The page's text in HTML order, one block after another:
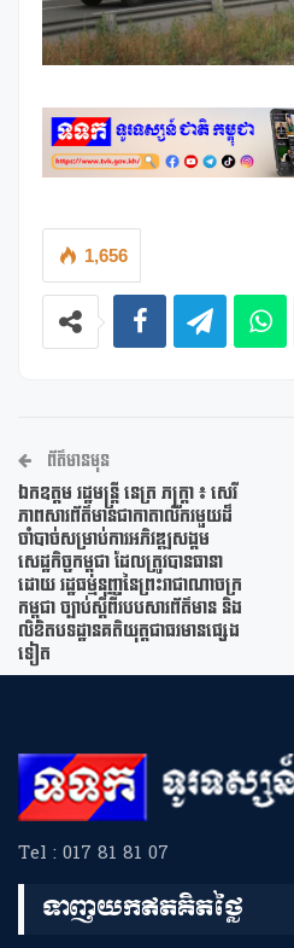
1,656
ព័ត៌មានមុន
ឯកឧត្តម រដ្ឋមន្ត្រី នេត្រ ភក្រ្តា ៖ សេរី
ភាពសារព័ត៌មានជាកាតាលីករមួយដ៏
ចាំបាច់សម្រាប់ការអភិវឌ្ឍសង្គម
សេដ្ឋកិច្ចកម្ពុជា ដែលត្រូវបានធានា
ដោយ រដ្ឋធម្មនុញ្ញនៃព្រះរាជាណាចក្រ
កម្ពុជា ច្បាប់ស្តីពីរបបសារព័ត៌មាន និង
លិខិតបទដ្ឋានគតិយុត្តជាធរមានផ្សេង
ទៀត
Tel : 017 81 81 07
ទាញយកឥតគិតថ្លៃ